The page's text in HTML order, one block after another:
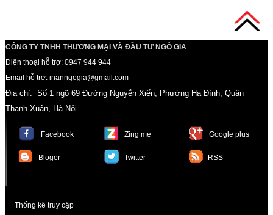
CÔNG TY TNHH THƯƠNG MẠI VÀ ĐẦU TƯ NGÔ GIA
Điện thoại hỗ trợ: 0947 944 944
Email hỗ trợ: inanngogia@gmail.com
Địa chỉ: Số 1 ngõ 69 Đường Nguyễn Xiển, Phường Hạ Đình, Quận
Thanh Xuân, Hà Nội
Facebook Zing me Google plus
Bloger Twitter RSS
Thống kê truy cập